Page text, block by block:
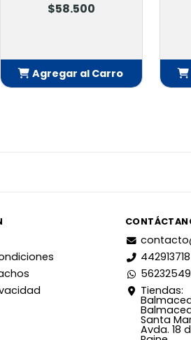
$58.500
Agregar al Carro
442913718
Tiendas:
Santa
Avda. 18